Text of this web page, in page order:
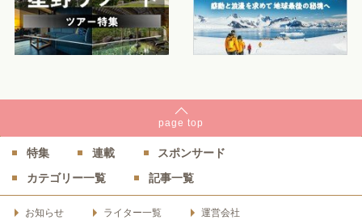
page top
特集 連載
スポンサード
カテゴリー一覧
記事一覧
お知らせ ライター一覧
運営会社